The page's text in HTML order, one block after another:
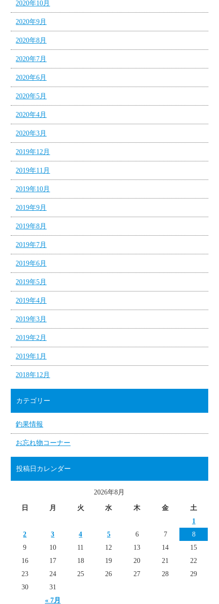
2020年10月
2020年9月
2020年8月
2020年7月
2020年6月
2020年5月
2020年4月
2020年3月
2019年12月
2019年11月
2019年10月
2019年9月
2019年8月
2019年7月
2019年6月
2019年5月
2019年4月
2019年3月
2019年2月
2019年1月
2018年12月
カテゴリー
釣果情報
お忘れ物コーナー
投稿日カレンダー
2026年8月
日 月 火 水 木 金 土
« 7月
1
2
3 4 5 6 7
8
9
10 11 12 13 14
15
16
17 18 19 20 21
22
23
24 25 26 27 28
29
30
31